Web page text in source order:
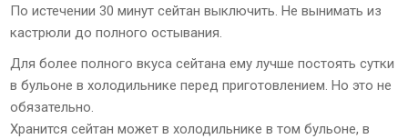
По истечении 30 минут сейтан выключить. Не вынимать из
кастрюли до полного остывания.
Для более полного вкуса сейтана ему лучше постоять сутки
в бульоне в холодильнике перед приготовлением. Но это не
обязательно.
Хранится сейтан может в холодильнике в том бульоне, в